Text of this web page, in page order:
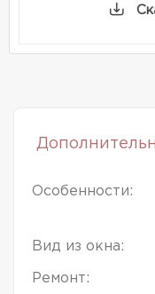
Особенности:
Вид из окна:
Ремонт: